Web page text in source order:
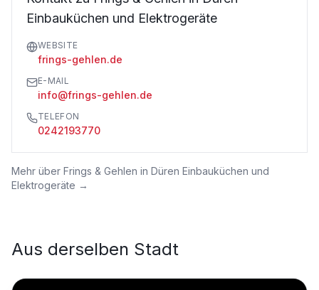
Einbauküchen und Elektrogeräte
WEBSITE
frings-gehlen.de
E-MAIL
info@frings-gehlen.de
TELEFON
0242193770
Mehr über Frings & Gehlen in Düren Einbauküchen und
Elektrogeräte →
Aus derselben Stadt